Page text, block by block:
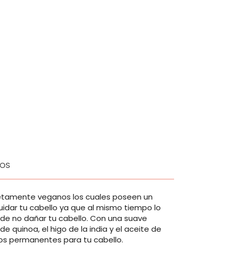
veganos los cuales poseen un
tu cabello ya que al mismo tiempo lo
no dañar tu cabello. Con una suave
quinoa, el higo de la india y el aceite de
permanentes para tu cabello.